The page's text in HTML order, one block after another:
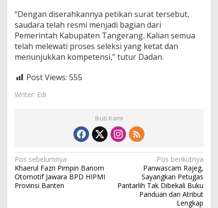
“Dengan diserahkannya petikan surat tersebut,
saudara telah resmi menjadi bagian dari
Pemerintah Kabupaten Tangerang. Kalian semua
telah melewati proses seleksi yang ketat dan
menunjukkan kompetensi,” tutur Dadan.
Post Views: 555
Writer: Edi
Ikuti Kami
N
a
v
Pos sebelumnya
Khaerul Fazri Pimpin Banom
Otomotif Jawara BPD HIPMI
Provinsi Banten
Pos berikutnya
Panwascam Rajeg,
Sayangkan Petugas
Pantarlih Tak Dibekali Buku
Panduan dan Atribut
Lengkap